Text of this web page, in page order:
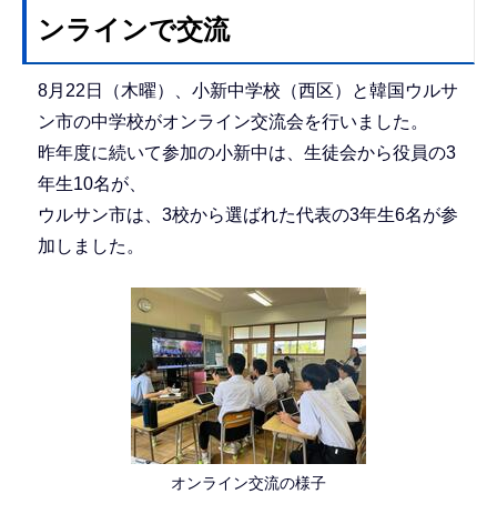
ンラインで交流
8月22日（木曜）、小新中学校（西区）と韓国ウルサ
ン市の中学校がオンライン交流会を行いました。
昨年度に続いて参加の小新中は、生徒会から役員の3
年生10名が、
ウルサン市は、3校から選ばれた代表の3年生6名が参
加しました。
オンライン交流の様子